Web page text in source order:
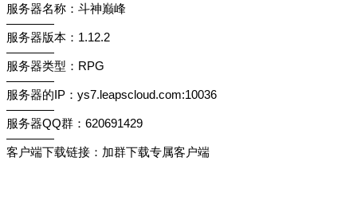
服务器名称：斗神巅峰
————
服务器版本：1.12.2
————
服务器类型：RPG
————
服务器的IP：ys7.leapscloud.com:10036
————
服务器QQ群：620691429
————
客户端下载链接：加群下载专属客户端